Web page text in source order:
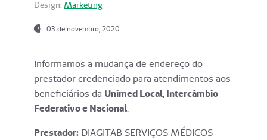
Design: Marketing
03 de novembro, 2020
Informamos a mudança de endereço do
prestador credenciado para atendimentos aos
beneficiários da Unimed Local, Intercâmbio
Federativo e Nacional.
Prestador: DIAGITAB SERVIÇOS MÉDICOS